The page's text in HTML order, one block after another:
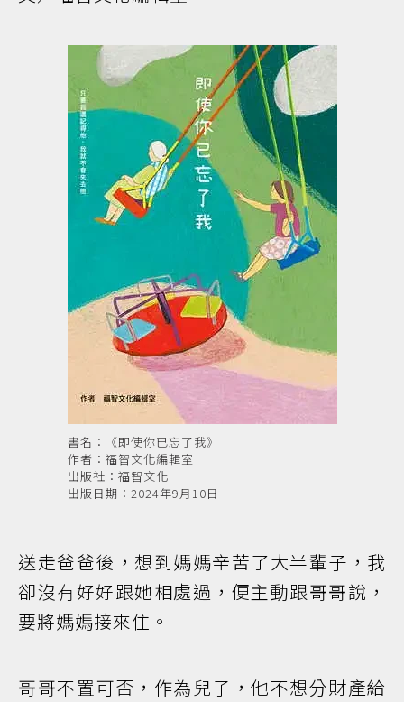
書名：《即使你已忘了我》
作者：福智文化編輯室
出版社：福智文化
出版日期：2024年9月10日
送走爸爸後，想到媽媽辛苦了大半輩子，我
卻沒有好好跟她相處過，便主動跟哥哥說，
要將媽媽接來住。
哥哥不置可否，作為兒子，他不想分財產給